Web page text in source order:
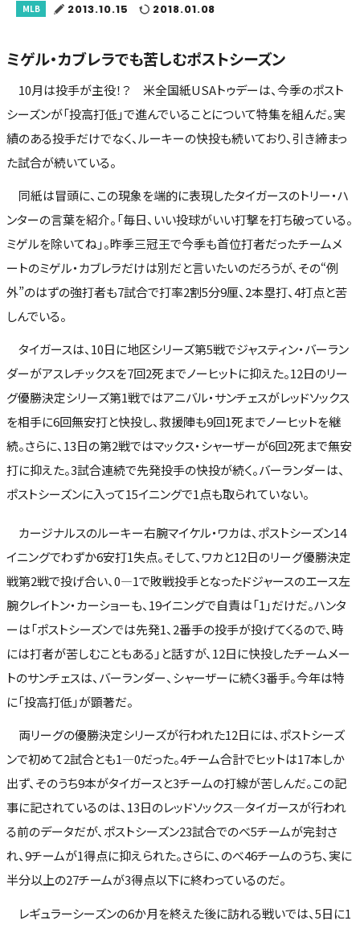
MLB 2013.10.15 2018.01.08
ミゲル・カブレラでも苦しむポストシーズン
10月は投手が主役！？ 米全国紙USAトゥデーは、今季のポスト
シーズンが「投高打低」で進んでいることについて特集を組んだ。実
績のある投手だけでなく、ルーキーの快投も続いており、引き締まっ
た試合が続いている。
同紙は冒頭に、この現象を端的に表現したタイガースのトリー・ハ
ンターの言葉を紹介。「毎日、いい投球がいい打撃を打ち破っている。
ミゲルを除いてね」。昨季三冠王で今季も首位打者だったチームメ
ートのミゲル・カブレラだけは別だと言いたいのだろうが、その“例
外”のはずの強打者も7試合で打率2割5分9厘、2本塁打、4打点と苦
しんでいる。
タイガースは、10日に地区シリーズ第5戦でジャスティン・バーラン
ダーがアスレチックスを7回2死までノーヒットに抑えた。12日のリー
グ優勝決定シリーズ第1戦ではアニバル・サンチェスがレッドソックス
を相手に6回無安打と快投し、救援陣も9回1死までノーヒットを継
続。さらに、13日の第2戦ではマックス・シャーザーが6回2死まで無安
打に抑えた。3試合連続で先発投手の快投が続く。バーランダーは、
ポストシーズンに入って15イニングで1点も取られていない。
カージナルスのルーキー右腕マイケル・ワカは、ポストシーズン14
イニングでわずか6安打1失点。そして、ワカと12日のリーグ優勝決定
戦第2戦で投げ合い、0―1で敗戦投手となったドジャースのエース左
腕クレイトン・カーショーも、19イニングで自責は「1」だけだ。ハンタ
ーは「ポストシーズンでは先発1、2番手の投手が投げてくるので、時
には打者が苦しむこともある」と話すが、12日に快投したチームメー
トのサンチェスは、バーランダー、シャーザーに続く3番手。今年は特
に「投高打低」が顕著だ。
両リーグの優勝決定シリーズが行われた12日には、ポストシーズ
ンで初めて2試合とも1―0だった。4チーム合計でヒットは17本しか
出ず、そのうち9本がタイガースと3チームの打線が苦しんだ。この記
事に記されているのは、13日のレッドソックス―タイガースが行われ
る前のデータだが、ポストシーズン23試合でのべ5チームが完封さ
れ、9チームが1得点に抑えられた。さらに、のべ46チームのうち、実に
半分以上の27チームが3得点以下に終わっているのだ。
レギュラーシーズンの6か月を終えた後に訪れる戦いでは、5日に1